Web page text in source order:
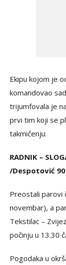
Ekipu kojom je
komandovao
trijumfovala je
prvi tim koji se
takmičenju:
RADNIK –
/Despotović
Preostali parovi
novembar), a
Tekstilac –
počinju u 13.30
Pogodaka u